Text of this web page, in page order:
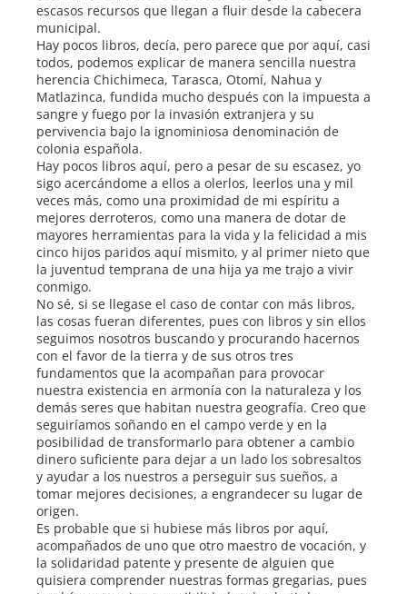
escasos recursos que llegan a fluir desde la cabecera
municipal.
Hay pocos libros, decía, pero parece que por aquí, casi
todos, podemos explicar de manera sencilla nuestra
herencia Chichimeca, Tarasca, Otomí, Nahua y
Matlazinca, fundida mucho después con la impuesta a
sangre y fuego por la invasión extranjera y su
pervivencia bajo la ignominiosa denominación de
colonia española.
Hay pocos libros aquí, pero a pesar de su escasez, yo
sigo acercándome a ellos a olerlos, leerlos una y mil
veces más, como una proximidad de mi espíritu a
mejores derroteros, como una manera de dotar de
mayores herramientas para la vida y la felicidad a mis
cinco hijos paridos aquí mismito, y al primer nieto que
la juventud temprana de una hija ya me trajo a vivir
conmigo.
No sé, si se llegase el caso de contar con más libros,
las cosas fueran diferentes, pues con libros y sin ellos
seguimos nosotros buscando y procurando hacernos
con el favor de la tierra y de sus otros tres
fundamentos que la acompañan para provocar
nuestra existencia en armonía con la naturaleza y los
demás seres que habitan nuestra geografía. Creo que
seguiríamos soñando en el campo verde y en la
posibilidad de transformarlo para obtener a cambio
dinero suficiente para dejar a un lado los sobresaltos
y ayudar a los nuestros a perseguir sus sueños, a
tomar mejores decisiones, a engrandecer su lugar de
origen.
Es probable que si hubiese más libros por aquí,
acompañados de uno que otro maestro de vocación, y
la solidaridad patente y presente de alguien que
quisiera comprender nuestras formas gregarias, pues